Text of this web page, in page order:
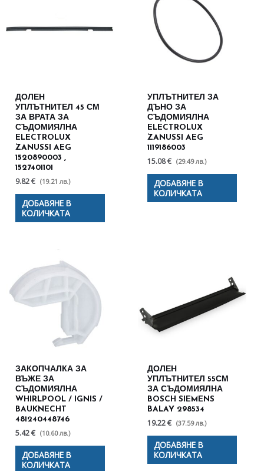
ДОЛЕН
УПЛЪТНИТЕЛ 45 СМ
ЗА ВРАТА ЗА
СЪДОМИЯЛНА
ELECTROLUX
ZANUSSI AEG
1520890003 ,
1527401101
9.82 € (19.21 лв.)
ДОБАВЯНЕ В
КОЛИЧКАТА
УПЛЪТНИТЕЛ ЗА
ДЪНО ЗА
СЪДОМИЯЛНА
ELECTROLUX
ZANUSSI AEG
1119186003
15.08 € (29.49 лв.)
ДОБАВЯНЕ В
КОЛИЧКАТА
ЗАКОПЧАЛКА ЗА
ВЪЖЕ ЗА
СЪДОМИЯЛНА
WHIRLPOOL / IGNIS /
BAUKNECHT
481240448746
5.42 € (10.60 лв.)
ДОБАВЯНЕ В
КОЛИЧКАТА
ДОЛЕН
УПЛЪТНИТЕЛ 55СМ
ЗА СЪДОМИЯЛНА
BOSCH SIEMENS
BALAY 298534
19.22 € (37.59 лв.)
ДОБАВЯНЕ В
КОЛИЧКАТА